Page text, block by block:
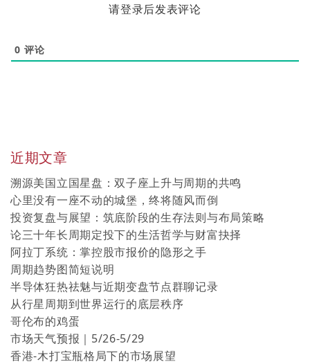
请登录后发表评论
0 评论
近期文章
溯源美国立国星盘：双子座上升与周期的共鸣
心里没有一座不动的城堡，终将随风而倒
投资复盘与展望：筑底阶段的生存法则与布局策略
论三十年长周期定投下的生活哲学与财富抉择
阿拉丁系统：掌控股市报价的隐形之手
周期趋势图简短说明
半导体狂热祛魅与近期变盘节点群聊记录
从行星周期到世界运行的底层秩序
哥伦布的鸡蛋
市场天气预报｜5/26-5/29
香港-木打宝瓶格局下的市场展望